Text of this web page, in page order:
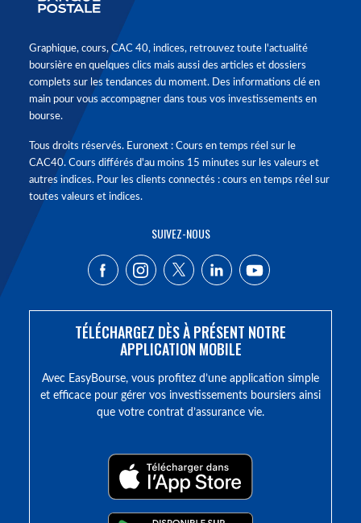
Graphique, cours, CAC 40, indices, retrouvez toute l'actualité
boursière en quelques clics mais aussi des articles et dossiers
complets sur les tendances du moment. Des informations clé en
main pour vous accompagner dans tous vos investissements en
bourse.
Tous droits réservés. Euronext : Cours en temps réel sur le
CAC40. Cours différés d'au moins 15 minutes sur les valeurs et
autres indices. Pour les clients connectés : cours en temps réel sur
toutes valeurs et indices.
SUIVEZ-NOUS
TÉLÉCHARGEZ DÈS À PRÉSENT NOTRE
APPLICATION MOBILE
Avec EasyBourse, vous profitez d’une application simple
et efficace pour gérer vos investissements boursiers ainsi
que votre contrat d’assurance vie.